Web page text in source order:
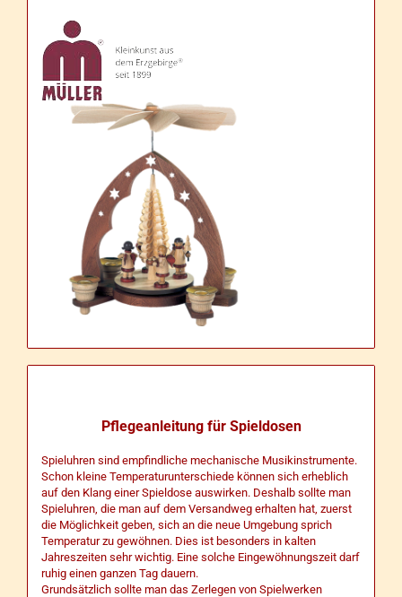
Pflegeanleitung für Spieldosen
Spieluhren sind empfindliche mechanische Musikinstrumente.
Schon kleine Temperaturunterschiede können sich erheblich
auf den Klang einer Spieldose auswirken. Deshalb sollte man
Spieluhren, die man auf dem Versandweg erhalten hat, zuerst
die Möglichkeit geben, sich an die neue Umgebung sprich
Temperatur zu gewöhnen. Dies ist besonders in kalten
Jahreszeiten sehr wichtig. Eine solche Eingewöhnungszeit darf
ruhig einen ganzen Tag dauern.
Grundsätzlich sollte man das Zerlegen von Spielwerken